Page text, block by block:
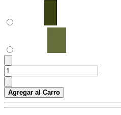
Agregar al Carro